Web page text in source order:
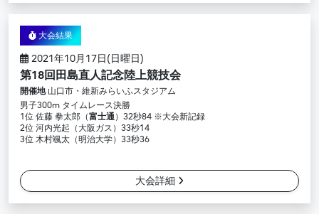
大会結果
2021年10月17日(日曜日)
第18回田島直人記念陸上競技会
開催地山口市・維新みらいふスタジアム
男子300m タイムレース決勝
1位 佐藤 拳太郎（富士通）32秒84 ※大会新記録
2位 河内光起（大阪ガス）33秒14
3位 木村颯太（明治大学）33秒36
大会詳細